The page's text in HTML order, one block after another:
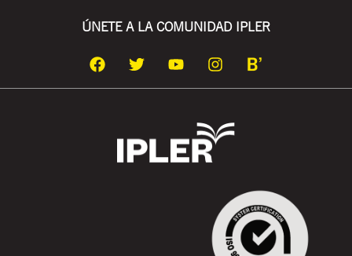
ÚNETE A LA COMUNIDAD IPLER